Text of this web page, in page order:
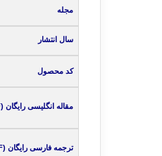
مجله
سال انتشار
کد محصول
مقاله انگلیسی رایگان (PDF)
ترجمه فارسی رایگان (PDF)